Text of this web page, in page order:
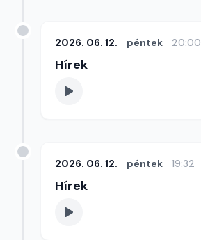
2026. 06. 12. péntek 20:00
Hírek
2026. 06. 12. péntek 19:32
Hírek